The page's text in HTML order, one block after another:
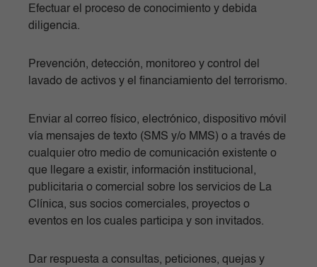
Efectuar el proceso de conocimiento y debida
diligencia.
Prevención, detección, monitoreo y control del
lavado de activos y el financiamiento del terrorismo.
Enviar al correo físico, electrónico, dispositivo móvil
vía mensajes de texto (SMS y/o MMS) o a través de
cualquier otro medio de comunicación existente o
que llegare a existir, información institucional,
publicitaria o comercial sobre los servicios de La
Clínica, sus socios comerciales, proyectos o
eventos en los cuales participa y son invitados.
Dar respuesta a consultas, peticiones, quejas y